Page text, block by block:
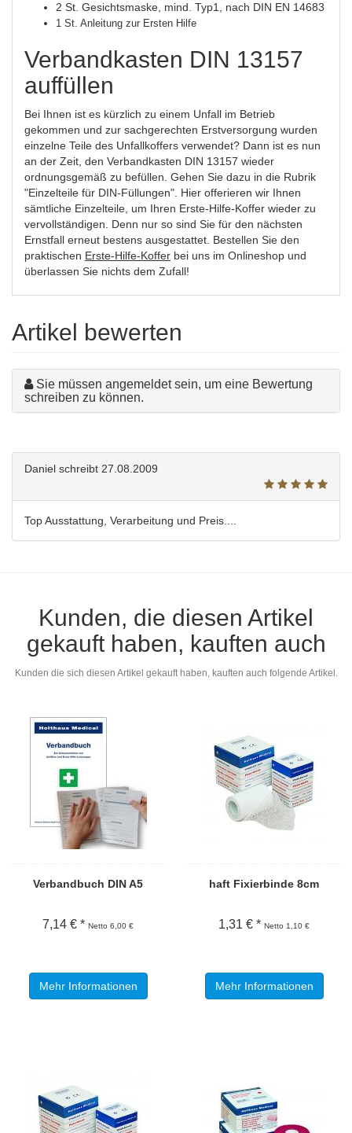
2 St. Gesichtsmaske, mind. Typ1, nach DIN EN 14683
1 St. Anleitung zur Ersten Hilfe
Verbandkasten DIN 13157
auffüllen
Bei Ihnen ist es kürzlich zu einem Unfall im Betrieb
gekommen und zur sachgerechten Erstversorgung wurden
einzelne Teile des Unfallkoffers verwendet? Dann ist es nun
an der Zeit, den Verbandkasten DIN 13157 wieder
ordnungsgemäß zu befüllen. Gehen Sie dazu in die Rubrik
"Einzelteile für DIN-Füllungen". Hier offerieren wir Ihnen
sämtliche Einzelteile, um Ihren Erste-Hilfe-Koffer wieder zu
vervollständigen. Denn nur so sind Sie für den nächsten
Ernstfall erneut bestens ausgestattet. Bestellen Sie den
praktischen Erste-Hilfe-Koffer bei uns im Onlineshop und
überlassen Sie nichts dem Zufall!
Artikel bewerten
Sie müssen angemeldet sein, um eine Bewertung
schreiben zu können.
Daniel schreibt 27.08.2009
Top Ausstattung, Verarbeitung und Preis....
Kunden, die diesen Artikel
gekauft haben, kauften auch
Kunden die sich diesen Artikel gekauft haben, kauften auch folgende Artikel.
Verbandbuch DIN A5
7,14 € * Netto 6,00 €
Mehr Informationen
haft Fixierbinde 8cm
1,31 € * Netto 1,10 €
Mehr Informationen